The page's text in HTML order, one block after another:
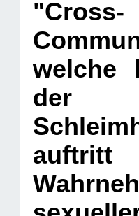
"Cross-
welche
der